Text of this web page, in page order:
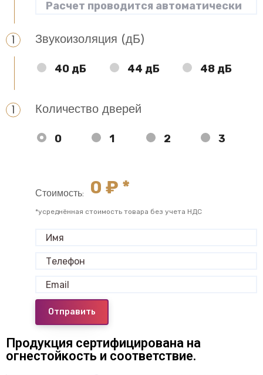
Звукоизоляция (дБ)
40 дБ 44 дБ 48 дБ
Количество дверей
0 1 2 3
Стоимость: 0 ₽ *
*усреднённая стоимость товара без учета НДС
Отправить
Продукция сертифицирована на
огнестойкость и соответствие.